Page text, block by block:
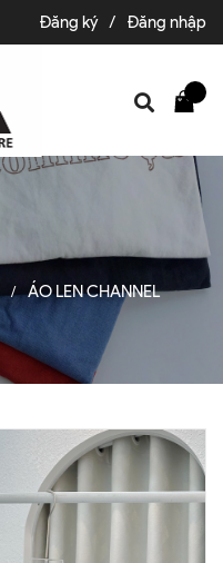
Đăng ký / Đăng nhập
/ ÁO LEN CHANNEL